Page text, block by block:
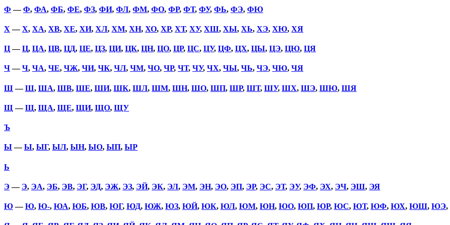
Ф —Ф, ФА, ФБ, ФЕ, ФЗ, ФИ, ФЛ, ФМ, ФО, ФР, ФТ, ФУ, ФЬ, ФЭ, ФЮ
Х —Х, ХА, ХВ, ХЕ, ХИ, ХЛ, ХМ, ХН, ХО, ХР, ХТ, ХУ, ХШ, ХЫ, ХЬ, ХЭ, ХЮ, ХЯ
Ц—Ц, ЦА, ЦВ, ЦД, ЦЕ, ЦЗ, ЦИ, ЦК, ЦН, ЦО, ЦР, ЦС, ЦУ, ЦФ, ЦХ, ЦЫ, ЦЭ, ЦЮ, ЦЯ
Ч—Ч, ЧА, ЧЕ, ЧЖ, ЧИ, ЧК, ЧЛ, ЧМ, ЧО, ЧР, ЧТ, ЧУ, ЧХ, ЧЫ, ЧЬ, ЧЭ, ЧЮ, ЧЯ
Ш—Ш, ША, ШВ, ШЕ, ШИ, ШК, ШЛ, ШМ, ШН, ШО, ШП, ШР, ШТ, ШУ, ШХ, ШЭ, ШЮ, ШЯ
Щ —Щ, ЩА, ЩЕ, ЩИ, ЩО, ЩУ
Ъ
Ы—Ы, ЫГ, ЫЛ, ЫН, ЫО, ЫП, ЫР
Ь
Э— Э, ЭА, ЭБ, ЭВ, ЭГ, ЭД, ЭЖ, ЭЗ, ЭЙ, ЭК, ЭЛ, ЭМ, ЭН, ЭО, ЭП, ЭР, ЭС, ЭТ, ЭУ, ЭФ, ЭХ, ЭЧ, ЭШ, ЭЯ
Ю—Ю, Ю-, ЮА, ЮБ, ЮВ, ЮГ, ЮД, ЮЖ, ЮЗ, ЮЙ, ЮК, ЮЛ, ЮМ, ЮН, ЮО, ЮП, ЮР, ЮС, ЮТ, ЮФ, ЮХ, ЮШ, ЮЭ,